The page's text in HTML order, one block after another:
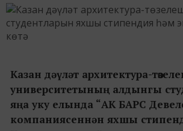
Казан дәүләт архитектура-
университетының алдынгы
яңа уку елында “АК БАРС
компаниясеннән яхшы